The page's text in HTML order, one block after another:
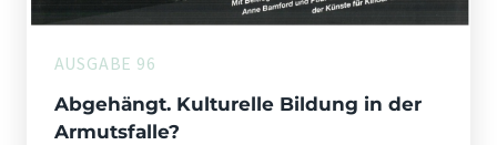
Abgehängt. Kulturelle Bildung in der
Armutsfalle?
AUSGABE 96